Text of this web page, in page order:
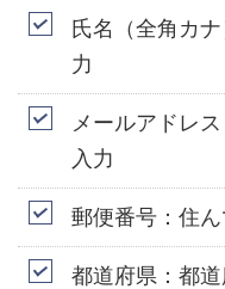
氏名（全角カ
力
メールアドレ
入力
郵便番号：住
都道府県：都